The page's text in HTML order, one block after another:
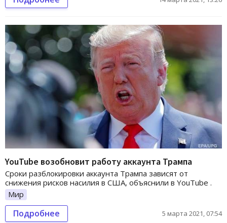
YouTube возобновит работу аккаунта Трампа
Сроки разблокировки аккаунта Трампа зависят от
снижения рисков насилия в США, объяснили в YouTube .
Мир
Подробнее 5 марта 2021, 07:54